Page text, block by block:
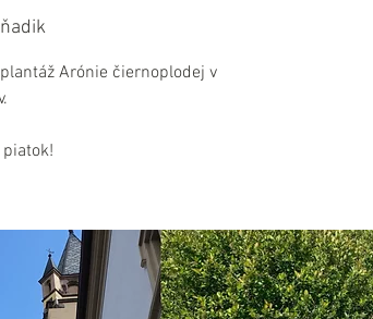
Arónie čiernoplodej v